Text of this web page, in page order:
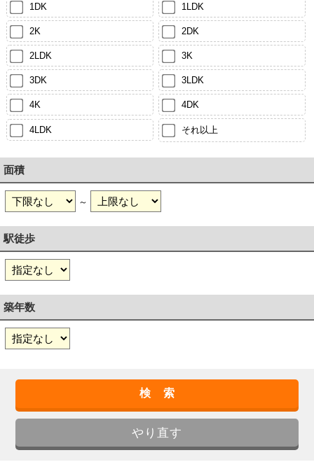
1DK 1LDK
2K 2DK
2LDK 3K
3DK 3LDK
4K 4DK
4LDK それ以上
面積
～
駅徒歩
築年数